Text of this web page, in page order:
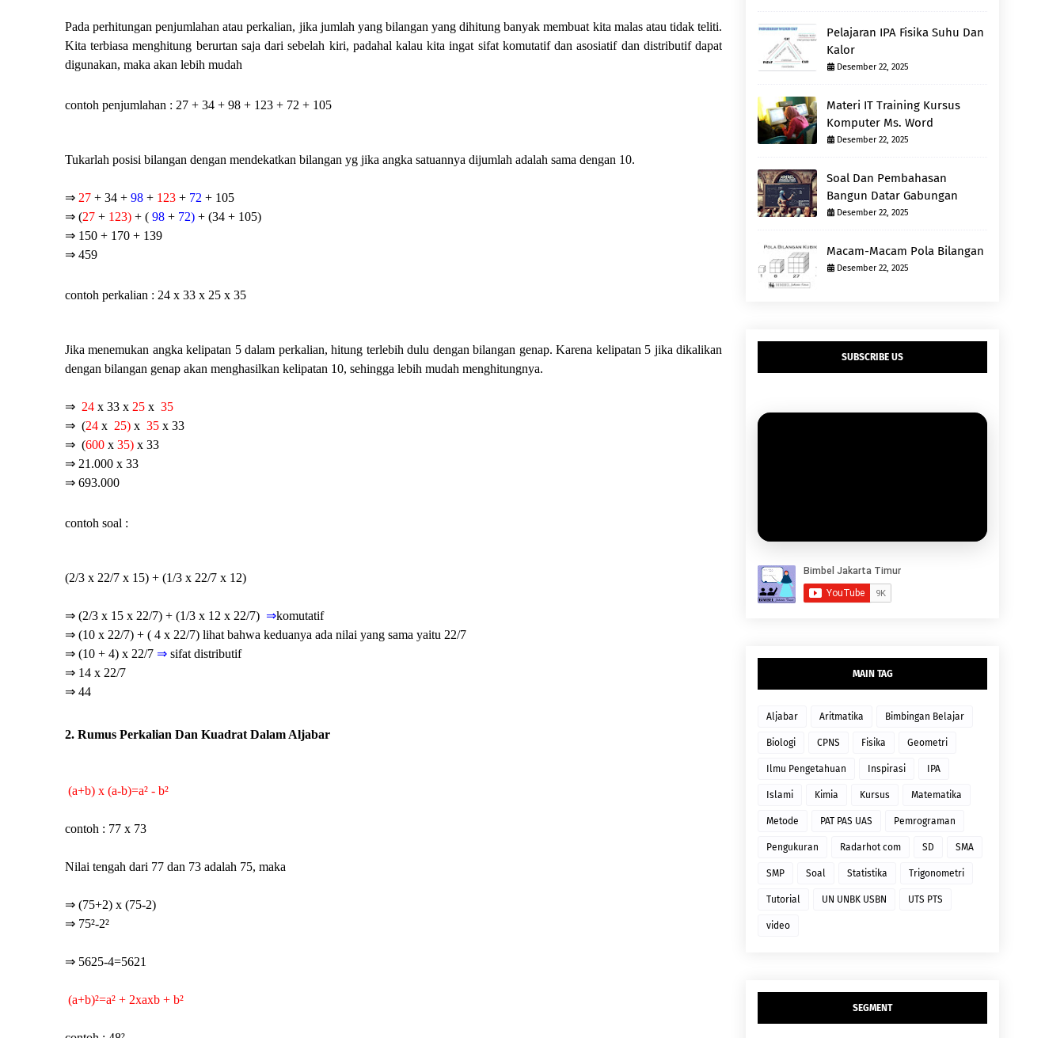
Pada perhitungan penjumlahan atau perkalian, jika jumlah yang bilangan yang dihitung banyak membuat kita malas atau tidak teliti.
Kita terbiasa menghitung berurtan saja dari sebelah kiri, padahal kalau kita ingat sifat komutatif dan asosiatif dan distributif dapat
digunakan, maka akan lebih mudah
contoh penjumlahan : 27 + 34 + 98 + 123 + 72 + 105
Tukarlah posisi bilangan dengan mendekatkan bilangan yg jika angka satuannya dijumlah adalah sama dengan 10.
⇒ 27 + 34 + 98 + 123 + 72 + 105
⇒ (27 + 123) + ( 98 + 72) + (34 + 105)
⇒ 150 + 170 + 139
⇒ 459
contoh perkalian : 24 x 33 x 25 x 35
Jika menemukan angka kelipatan 5 dalam perkalian, hitung terlebih dulu dengan bilangan genap. Karena kelipatan 5 jika dikalikan
dengan bilangan genap akan menghasilkan kelipatan 10, sehingga lebih mudah menghitungnya.
⇒ 24 x 33 x 25 x 35
⇒ (24 x 25) x 35 x 33
⇒ (600 x 35) x 33
⇒ 21.000 x 33
⇒ 693.000
contoh soal :
(2/3 x 22/7 x 15) + (1/3 x 22/7 x 12)
⇒ (2/3 x 15 x 22/7) + (1/3 x 12 x 22/7) ⇒komutatif
⇒ (10 x 22/7) + ( 4 x 22/7) lihat bahwa keduanya ada nilai yang sama yaitu 22/7
⇒ (10 + 4) x 22/7 ⇒ sifat distributif
⇒ 14 x 22/7
⇒ 44
2. Rumus Perkalian Dan Kuadrat Dalam Aljabar
(a+b) x (a-b)=a² - b²
contoh : 77 x 73
Nilai tengah dari 77 dan 73 adalah 75, maka
⇒ (75+2) x (75-2)
⇒ 75²-2²
⇒ 5625-4=5621
(a+b)²=a² + 2xaxb + b²
Pelajaran IPA Fisika Suhu Dan
Kalor
Desember 22, 2025
Materi IT Training Kursus
Komputer Ms. Word
Desember 22, 2025
Soal Dan Pembahasan
Bangun Datar Gabungan
Desember 22, 2025
Macam-Macam Pola Bilangan
Desember 22, 2025
SUBSCRIBE US
MAIN TAG
Aljabar Aritmatika Bimbingan Belajar
Biologi CPNS Fisika Geometri
Ilmu Pengetahuan Inspirasi IPA
Islami Kimia Kursus Matematika
Metode PAT PAS UAS Pemrograman
Pengukuran Radarhot com SD SMA
SMP Soal Statistika Trigonometri
Tutorial UN UNBK USBN UTS PTS
video
SEGMENT